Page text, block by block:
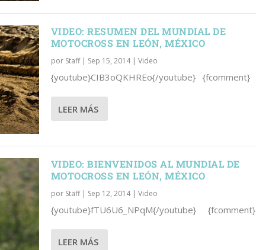
VIDEO: RESUMEN DEL MUNDIAL DE
MOTOCROSS EN LEÓN, MÉXICO
por Staff| Sep 15, 2014| Video
{youtube}CIB3oQKHREo{/youtube} {fcomment}
LEER MÁS
VIDEO: BIENVENIDOS AL MUNDIAL DE
MOTOCROSS EN LEÓN, MÉXICO
por Staff| Sep 12, 2014| Video
{youtube}fTU6U6_NPqM{/youtube} {fcomment}
LEER MÁS